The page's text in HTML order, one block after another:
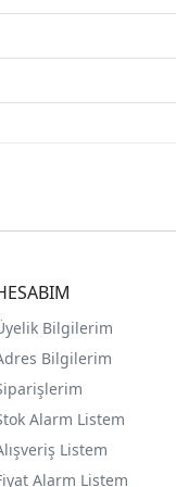
Bilgilerim
Bilgilerim
Alarm Listem
Listem
Alarm Listem